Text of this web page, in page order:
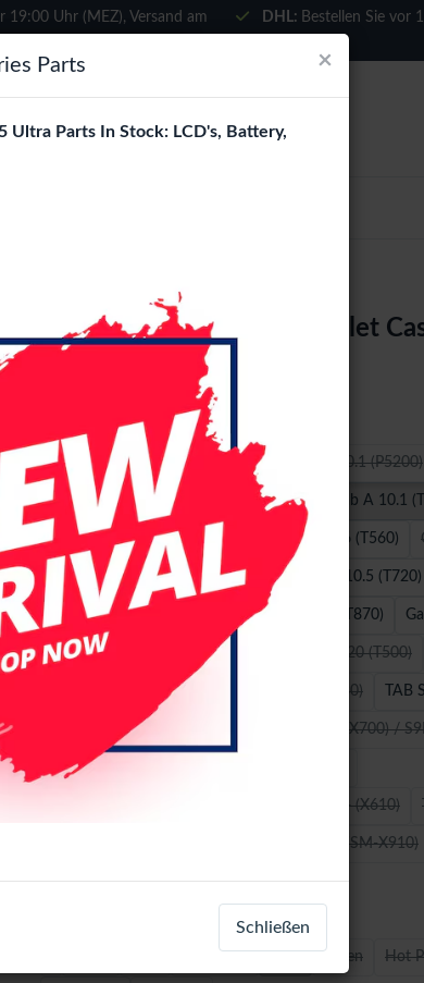
Sprache
als wären Sie in
19:00 Uhr (MEZ), Versand am
DHL: Bestellen Sie vor
360 Rotating Samsung Tablet
10.1 (T510) - Gold
Galaxy Tab 2 10.1 (P5100) Galaxy Tab 3 10.1 (P5200)
Galaxy Tab A 8.0 (T290 / T295 ) Galaxy Tab A 10.1
Galaxy Tab A 10.5 (T590) Galaxy Tab E 9.6 (T560)
Galaxy Tab S2 9.7 (T810) Galaxy Tab S5e 10.5 (T720)
Galaxy Tab S6 Lite (P610) Galaxy Tab S7 (T870)
Galaxy Tab S 10.5 (T800) TAB A7 10.4 2020 (T500)
TAB A9 8.7 (X110) TAB A 10.1 2016 (T580) TAB
TAB S7 FE (T730) TAB S8 (X700) Tab S9 (X700) /
TAB S8 (X700) Tab S9 (X710) / S9FE (X510)
TAB S8+ (X800) TAB S9+ (X810) TAB S9FE+ (X610)
Tab S9 Ultra (SM-X910)
Tab S10+ 5G (SM-X820)
Green Hot
×
Parts
Ultra Parts In Stock: LCD's, Battery,
Schließen